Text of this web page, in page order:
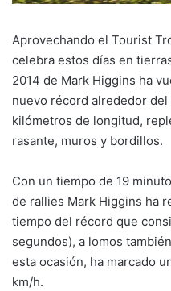
Aprovechando el Tourist
celebra estos días en
2014 de Mark Higgins ha
nuevo récord alrededor del
kilómetros de longitud,
rasante, muros y bordillos.
Con un tiempo de 19
de rallies Mark Higgins ha
tiempo del récord que
segundos), a lomos
esta ocasión, ha marcado
km/h.